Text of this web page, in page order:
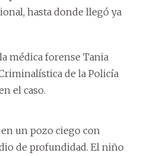
hasta donde llegó ya
médica forense Tania
de la Policía
el caso.
un pozo ciego con
de profundidad. El niño